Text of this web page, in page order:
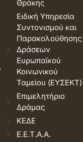
Θράκης
Ειδική Υπηρεσία
Συντονισμού και
Παρακολούθησης
Δράσεων
Ευρωπαϊκού
Κοινωνικού
Ταμείου (ΕΥΣΕΚΤ)
Επιμελητήριο
Δράμας
ΚΕΔΕ
Ε.Ε.Τ.Α.Α.